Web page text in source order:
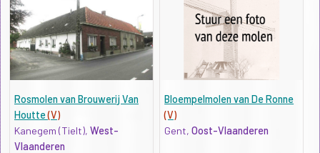
Rosmolen van Brouwerij Van
Houtte(V)
Kanegem (Tielt), West-
Vlaanderen
Bloempelmolen van De Ronne
(V)
Gent,Oost-Vlaanderen